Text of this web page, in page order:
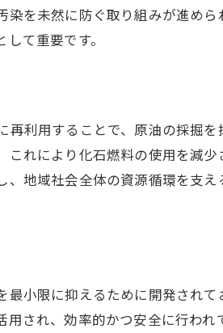
を未然に防ぐ取り組みが進めら
て重要です。
利用することで、原油の採掘を
れにより化石燃料の使用を減少
地域社会全体の資源循環を支え
小限に抑えるために開発されて
され、効率的かつ安全に行われ